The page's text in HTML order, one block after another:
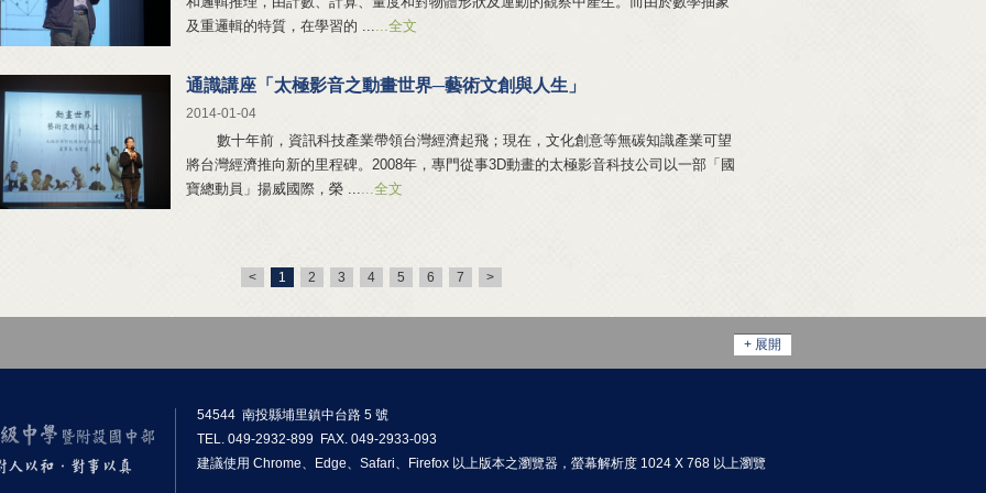
及重邏輯的特質，在學習的 ...
...全文
通識講座「太極影音之動畫世界─藝術文創與人生」
2014-01-04
數十年前，資訊科技產業帶領台灣經濟起飛；現在，文化創意等無碳知識產業可望
將台灣經濟推向新的里程碑。2008年，專門從事3D動畫的太極影音科技公司以一部「國
寶總動員」揚威國際，榮 ...
...全文
< 1 2 3 4 5 6 7 >
+ 展開
54544 南投縣埔里鎮中台路 5 號
TEL. 049-2932-899 FAX. 049-2933-093
建議使用 Chrome、Edge、Safari、Firefox 以上版本之瀏覽器，螢幕解析度 1024 X 768 以上瀏覽